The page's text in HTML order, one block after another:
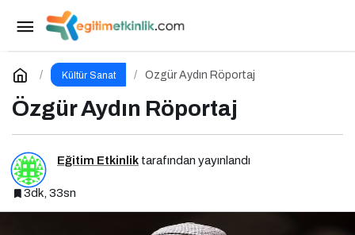
Kültür Sanat Özgür Aydın Röportaj
Özgür Aydın Röportaj
Eğitim Etkinlik tarafından yayınlandı
3dk, 33sn
Bu Cuma Vizyona Girecek Filmler Açıklandı
Yorum Yap